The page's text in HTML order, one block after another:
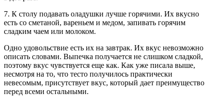
7. К столу подавать оладушки лучше горячими. Их вкусно
есть со сметаной, вареньем и медом, запивать горячим
сладким чаем или молоком.
Одно удовольствие есть их на завтрак. Их вкус невозможно
описать словами. Выпечка получается не слишком сладкой,
поэтому вкус чувствуется еще как. Как уже писала выше,
несмотря на то, что тесто получилось практически
невесомым, присутствует вкус, который дает преимущество
перед всеми остальными.